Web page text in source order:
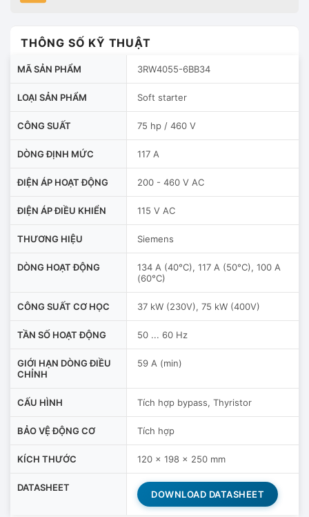
THÔNG SỐ KỸ THUẬT
MÃ SẢN PHẨM 3RW4055-6BB34
LOẠI SẢN PHẨM Soft starter
CÔNG SUẤT 75 hp / 460 V
DÒNG ĐỊNH MỨC 117 A
ĐIỆN ÁP HOẠT ĐỘNG 200 - 460 V AC
ĐIỆN ÁP ĐIỀU KHIỂN 115 V AC
THƯƠNG HIỆU Siemens
DÒNG HOẠT ĐỘNG
134 A (40°C), 117 A (50°C), 100 A
(60°C)
CÔNG SUẤT CƠ HỌC 37 kW (230V), 75 kW (400V)
TẦN SỐ HOẠT ĐỘNG 50 ... 60 Hz
GIỚI HẠN DÒNG ĐIỀU
CHỈNH
59 A (min)
CẤU HÌNH Tích hợp bypass, Thyristor
BẢO VỆ ĐỘNG CƠ Tích hợp
KÍCH THƯỚC 120 x 198 x 250 mm
DATASHEET
DOWNLOAD DATASHEET